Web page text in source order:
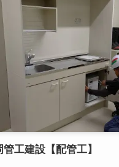
工建設【配管工】